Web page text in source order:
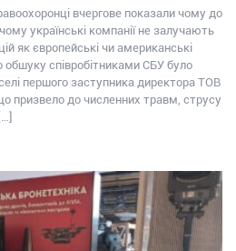
вчергове показали чому до
українські компанії не залучають
як європейські чи американські
обшуку співробітниками СБУ було
першого заступника директора ТОВ
призвело до численних травм, струсу